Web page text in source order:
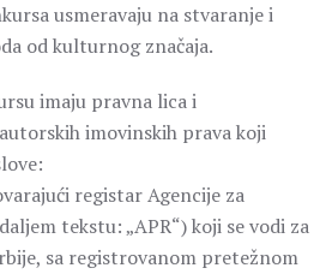
usmeravaju na stvaranje i
od kulturnog značaja.
imaju pravna lica i
imovinskih prava koji
registar Agencije za
tekstu: „APR“) koji se vodi za
sa registrovanom pretežnom